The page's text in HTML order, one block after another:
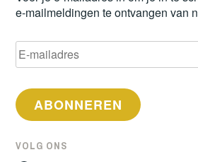
e-mailmeldingen te ontvangen van
E-
mailadres
ABONNEREN
VOLG ONS